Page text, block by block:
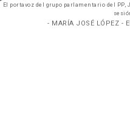
El portavoz del grupo parlamentario del
- MARÍA JOSÉ LÓPEZ -